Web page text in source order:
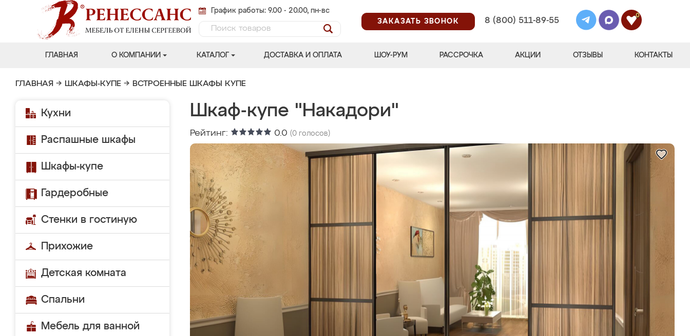
График работы: 9.00 - 20.00, пн-вс
ЗАКАЗАТЬ ЗВОНОК
8 (800) 511-89-55
0
ГЛАВНАЯ О КОМПАНИИ КАТАЛОГ ДОСТАВКА И ОПЛАТА ШОУ-РУМ РАССРОЧКА АКЦИИ ОТЗЫВЫ КОНТАКТЫ
ГЛАВНАЯ → ШКАФЫ-КУПЕ → ВСТРОЕННЫЕ ШКАФЫ КУПЕ
Кухни
Распашные шкафы
Шкафы-купе
Гардеробные
Стенки в гостиную
Прихожие
Детская комната
Спальни
Мебель для ванной
Шкаф-купе "Накадори"
Рейтинг: 0.0 (0 голосов)